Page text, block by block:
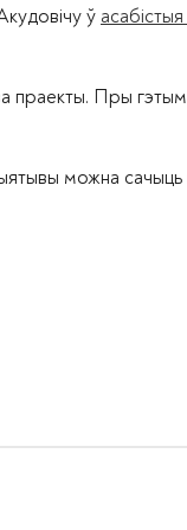
ў асабістыя
праекты. Пры
можна сачыць